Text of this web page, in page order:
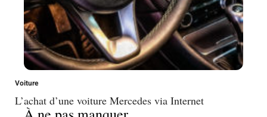
Voiture
L’achat d’une voiture Mercedes via Internet